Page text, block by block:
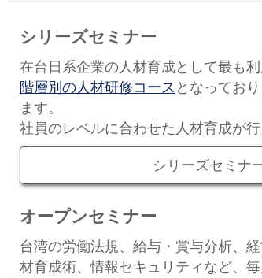
シリーズセミナー
在台日系企業の人材育成として最も
階層別の人材研修コース となってお
ます。
社員のレベルに合わせた人材育成が行
シリーズセミナ
オープンセミナー
台湾の労働法規、給与・賞与分析、
材育成術、情報セキュリティなど、